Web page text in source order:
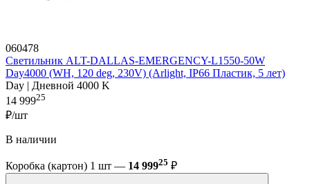
060478
Светильник ALT-DALLAS-EMERGENCY-L1550-50W
Day4000 (WH, 120 deg, 230V) (Arlight, IP66 Пластик, 5 лет)
Day | Дневной 4000 K
14 99925
₽/шт
В наличии
Коробка (картон) 1 шт — 14 99925 ₽